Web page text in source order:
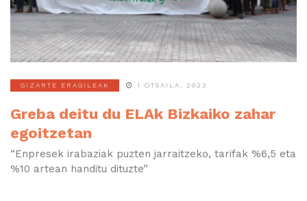
GIZARTE ERAGILEAK 1 OTSAILA, 2023
Greba deitu du ELAk Bizkaiko zahar
egoitzetan
“Enpresek irabaziak puzten jarraitzeko, tarifak %6,5 eta
%10 artean handitu dituzte”